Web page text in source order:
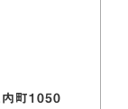
町1050